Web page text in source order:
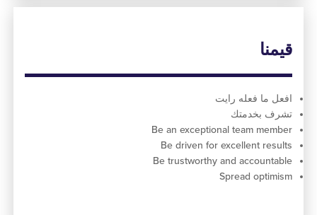
ما فعله رايت
بخدمتك
Be an exceptional team
Be driven for excellent
Be trustworthy and
Spread